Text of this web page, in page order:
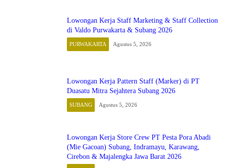
Lowongan Kerja Staff Marketing & Staff Collection
di Valdo Purwakarta & Subang 2026
PURWAKARTA Agustus 5, 2026
Lowongan Kerja Pattern Staff (Marker) di PT
Duasatu Mitra Sejahtera Subang 2026
SUBANG Agustus 5, 2026
Lowongan Kerja Store Crew PT Pesta Pora Abadi
(Mie Gacoan) Subang, Indramayu, Karawang,
Cirebon & Majalengka Jawa Barat 2026